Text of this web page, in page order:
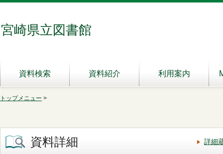
宮崎県立図書館
資料検索 資料紹介 利用案内
トップメニュー >
資料詳細 詳細